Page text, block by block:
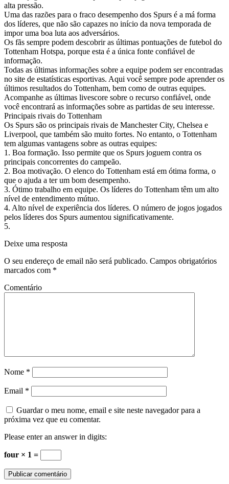
alta pressão.
Uma das razões para o fraco desempenho dos Spurs é a má forma
dos líderes, que não são capazes no início da nova temporada de
impor uma boa luta aos adversários.
Os fãs sempre podem descobrir as últimas pontuações de futebol do
Tottenham Hotspa, porque esta é a única fonte confiável de
informação.
Todas as últimas informações sobre a equipe podem ser encontradas
no site de estatísticas esportivas. Aqui você sempre pode aprender os
últimos resultados do Tottenham, bem como de outras equipes.
Acompanhe as últimas livescore sobre o recurso confiável, onde
você encontrará as informações sobre as partidas de seu interesse.
Principais rivais do Tottenham
Os Spurs são os principais rivais de Manchester City, Chelsea e
Liverpool, que também são muito fortes. No entanto, o Tottenham
tem algumas vantagens sobre as outras equipes:
1. Boa formação. Isso permite que os Spurs joguem contra os
principais concorrentes do campeão.
2. Boa motivação. O elenco do Tottenham está em ótima forma, o
que o ajuda a ter um bom desempenho.
3. Ótimo trabalho em equipe. Os líderes do Tottenham têm um alto
nível de entendimento mútuo.
4. Alto nível de experiência dos líderes. O número de jogos jogados
pelos líderes dos Spurs aumentou significativamente.
5.
Deixe uma resposta
O seu endereço de email não será publicado. Campos obrigatórios
marcados com *
Comentário
Nome *
Email *
Guardar o meu nome, email e site neste navegador para a
próxima vez que eu comentar.
Please enter an answer in digits:
four × 1 =